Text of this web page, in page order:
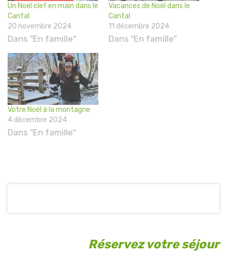
Un Noël clef en main dans le
Cantal
20 novembre 2024
Dans "En famille"
Vacances de Noël dans le
Cantal
11 décembre 2024
Dans "En famille"
Votre Noël à la montagne
4 décembre 2024
Dans "En famille"
Réservez votre séjour